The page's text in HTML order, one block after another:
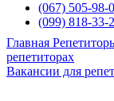
(067) 505-98-
(099) 818-33-
Главная
репетиторах
Вакансии для